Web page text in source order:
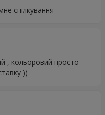
спілкування
, кольоровий просто
))